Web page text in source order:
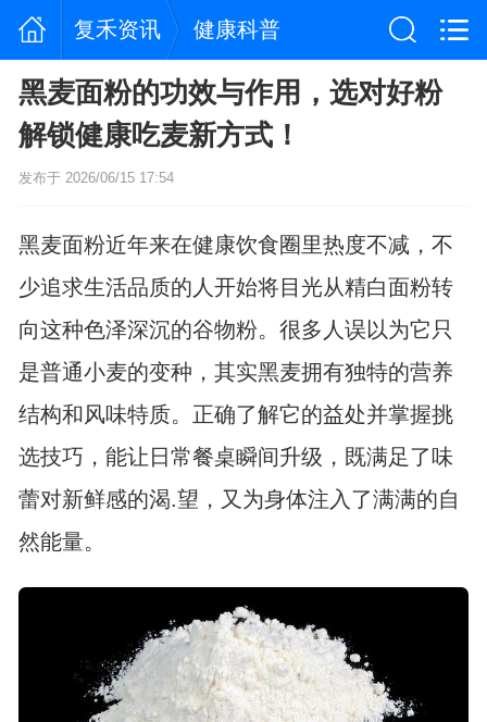
复禾资讯 健康科普
黑麦面粉的功效与作用，选对好粉
解锁健康吃麦新方式！
发布于 2026/06/15 17:54
黑麦面粉近年来在健康饮食圈里热度不减，不
少追求生活品质的人开始将目光从精白面粉转
向这种色泽深沉的谷物粉。很多人误以为它只
是普通小麦的变种，其实黑麦拥有独特的营养
结构和风味特质。正确了解它的益处并掌握挑
选技巧，能让日常餐桌瞬间升级，既满足了味
蕾对新鲜感的渴.望，又为身体注入了满满的自
然能量。